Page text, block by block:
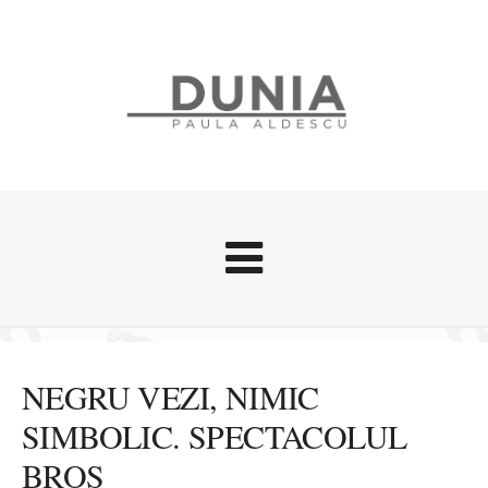
Stari afective
Zice Dunia
Călătorii
NEGRU VEZI, NIMIC
SIMBOLIC. SPECTACOLUL
BROS